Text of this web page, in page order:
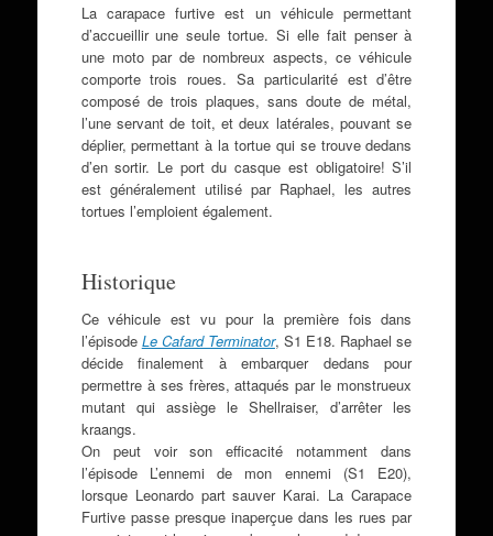
La carapace furtive est un véhicule permettant
d’accueillir une seule tortue. Si elle fait penser à
une moto par de nombreux aspects, ce véhicule
comporte trois roues. Sa particularité est d’être
composé de trois plaques, sans doute de métal,
l’une servant de toit, et deux latérales, pouvant se
déplier, permettant à la tortue qui se trouve dedans
d’en sortir. Le port du casque est obligatoire! S’il
est généralement utilisé par Raphael, les autres
tortues l’emploient également.
Historique
Ce véhicule est vu pour la première fois dans
l’épisode Le Cafard Terminator, S1 E18. Raphael se
décide finalement à embarquer dedans pour
permettre à ses frères, attaqués par le monstrueux
mutant qui assiège le Shellraiser, d’arrêter les
kraangs.
On peut voir son efficacité notamment dans
l’épisode L’ennemi de mon ennemi (S1 E20),
lorsque Leonardo part sauver Karai. La Carapace
Furtive passe presque inaperçue dans les rues par